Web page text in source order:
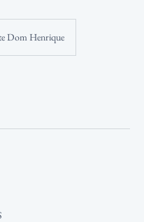
Dom Henrique